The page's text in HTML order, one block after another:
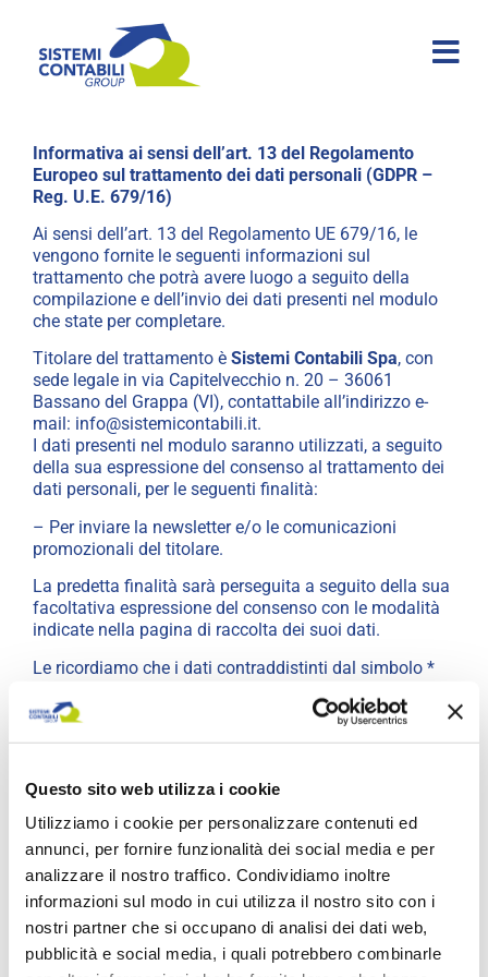
Questo sito web utilizza i cookie
Utilizziamo i cookie per personalizzare contenuti ed
annunci, per fornire funzionalità dei social media e per
analizzare il nostro traffico. Condividiamo inoltre
informazioni sul modo in cui utilizza il nostro sito con i
nostri partner che si occupano di analisi dei dati web,
pubblicità e social media, i quali potrebbero combinarle
Informativa ai sensi dell’art. 13 del Regolamento
Europeo sul trattamento dei dati personali (GDPR –
Reg. U.E. 679/16)
Ai sensi dell’art. 13 del Regolamento UE 679/16, le
vengono fornite le seguenti informazioni sul
trattamento che potrà avere luogo a seguito della
compilazione e dell’invio dei dati presenti nel modulo
che state per completare.
Titolare del trattamento è Sistemi Contabili Spa, con
sede legale in via Capitelvecchio n. 20 – 36061
Bassano del Grappa (VI), contattabile all’indirizzo e-
mail: info@sistemicontabili.it.
I dati presenti nel modulo saranno utilizzati, a seguito
della sua espressione del consenso al trattamento dei
dati personali, per le seguenti finalità:
– Per inviare la newsletter e/o le comunicazioni
promozionali del titolare.
La predetta finalità sarà perseguita a seguito della sua
facoltativa espressione del consenso con le modalità
indicate nella pagina di raccolta dei suoi dati.
Le ricordiamo che i dati contraddistinti dal simbolo *
sua richiesta di iscrizione, come indicato in fase di
comunicati gli addetti al trattamento del titolare
coinvolti nello svolgimento dei servizi da lei richiesti o
nella gestione tecnica del sito (limitatamente ai casi in
cui ciò si dimostri indispensabile) ed eventuali soggetti
terzi convolti nello svolgimento delle medesime attività
in qualità di responsabili del trattamento.
Oltre a ciò, i dati comunicati non saranno oggetto di
comunicazione a terzi, restando conosciuti solo